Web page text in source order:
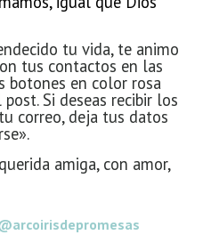
tu vida, te animo
tus contactos en las
botones en color rosa
Si deseas recibir los
correo, deja tus datos
amiga, con amor,